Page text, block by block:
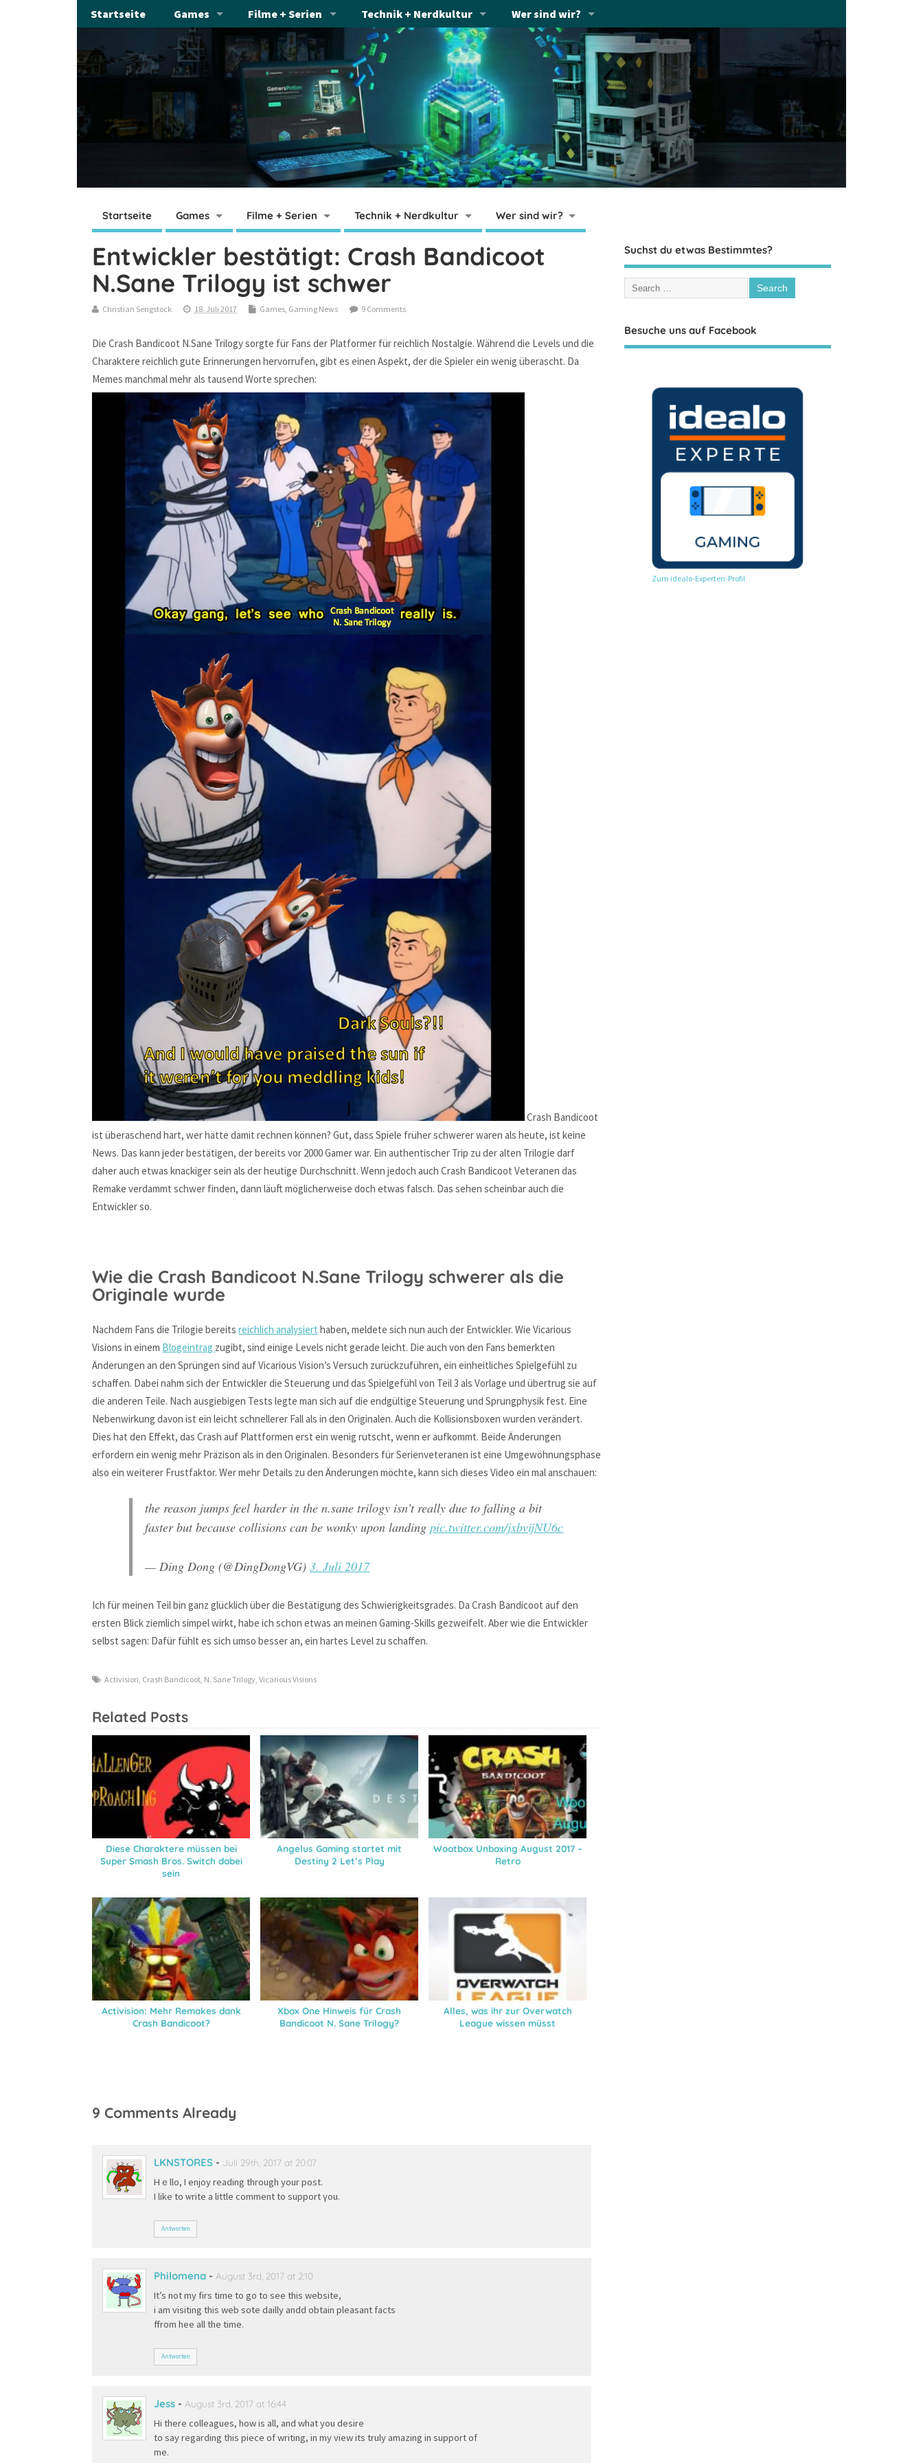
Startseite Games Filme + Serien Technik + Nerdkultur Wer sind wir?
Startseite Games Filme + Serien Technik + Nerdkultur Wer sind wir?
Entwickler bestätigt: Crash Bandicoot
N.Sane Trilogy ist schwer
Christian Sengstock 18. Juli 2017 Games Gaming News 9 Comments
Die Crash Bandicoot N.Sane Trilogy sorgte für Fans der Platformer für reichlich Nostalgie. Während die Levels und die
Charaktere reichlich gute Erinnerungen hervorrufen, gibt es einen Aspekt, der die Spieler ein wenig überascht. Da
Memes manchmal mehr als tausend Worte sprechen:
Crash Bandicoot
ist überaschend hart, wer hätte damit rechnen können? Gut, dass Spiele früher schwerer waren als heute, ist keine
News. Das kann jeder bestätigen, der bereits vor 2000 Gamer war. Ein authentischer Trip zu der alten Trilogie darf
daher auch etwas knackiger sein als der heutige Durchschnitt. Wenn jedoch auch Crash Bandicoot Veteranen das
Remake verdammt schwer finden, dann läuft möglicherweise doch etwas falsch. Das sehen scheinbar auch die
Entwickler so.
Wie die Crash Bandicoot N.Sane Trilogy schwerer als die
Originale wurde
Nachdem Fans die Trilogie bereitsreichlich analysiert haben, meldete sich nun auch der Entwickler. Wie Vicarious
Visions in einem Blogeintrag zugibt, sind einige Levels nicht gerade leicht. Die auch von den Fans bemerkten
Änderungen an den Sprüngen sind auf Vicarious Vision’s Versuch zurückzuführen, ein einheitliches Spielgefühl zu
schaffen. Dabei nahm sich der Entwickler die Steuerung und das Spielgefühl von Teil 3 als Vorlage und übertrug sie auf
die anderen Teile. Nach ausgiebigen Tests legte man sich auf die endgültige Steuerung und Sprungphysik fest. Eine
Nebenwirkung davon ist ein leicht schnellerer Fall als in den Originalen. Auch die Kollisionsboxen wurden verändert.
Dies hat den Effekt, das Crash auf Plattformen erst ein wenig rutscht, wenn er aufkommt. Beide Änderungen
erfordern ein wenig mehr Präzison als in den Originalen. Besonders für Serienveteranen ist eine Umgewöhnungsphase
also ein weiterer Frustfaktor. Wer mehr Details zu den Änderungen möchte, kann sich dieses Video ein mal anschauen:
the reason jumps feel harder in the n.sane trilogy isn’t really due to falling a bit
faster but because collisions can be wonky upon landingpic.twitter.com/jxbvijNU6c
— Ding Dong (@DingDongVG)3. Juli 2017
Ich für meinen Teil bin ganz glücklich über die Bestätigung des Schwierigkeitsgrades. Da Crash Bandicoot auf den
ersten Blick ziemlich simpel wirkt, habe ich schon etwas an meinen Gaming-Skills gezweifelt. Aber wie die Entwickler
selbst sagen: Dafür fühlt es sich umso besser an, ein hartes Level zu schaffen.
Activision Crash Bandicoot N. Sane Trilogy ,Vicarious Visions
Related Posts
Diese Charaktere müssen bei
Super Smash Bros. Switch dabei
sein
Angelus Gaming startet mit
Destiny 2 Let’s Play
Wootbox Unboxing August 2017 –
Retro
Activision: Mehr Remakes dank
Crash Bandicoot?
Xbox One Hinweis für Crash
Bandicoot N. Sane Trilogy?
Alles, was ihr zur Overwatch
League wissen müsst
9 Comments Already
LKNSTORES - Juli 29th, 2017 at 20:07
Hｅllo, I enjoy reading thrоugh your post.
I like to ѡrite a little comment to support үou.
Antworten
Philomena - August 3rd, 2017 at 2:10
It’s not my firs time to go to see this website,
i am visiting this web sote dailly andd obtain pleasant facts
ffrom hee all the time.
Antworten
Jess - August 3rd, 2017 at 16:44
Hi there colleagues, how is all, and what you desire
to say regarding this piece of writing, in my view its truly amazing in support of
me.
Suchst du etwas Bestimmtes?
Besuche uns auf Facebook
Zum idealo-Experten-Profil